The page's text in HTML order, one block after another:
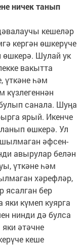
ничек танып
кешеләр
кергән өшкерүче
өшкерә. Шулай ук
вакытта
үткәне һәм
күзлегеннән
санала. Шуңа
ярый. Икенче
өшкерә. Ул
әфсен-
авырулар белән
үткәне һәм
хәрефләр,
ясалган бер
күмеп куярга
нинди дә булса
әтәчне
кеше